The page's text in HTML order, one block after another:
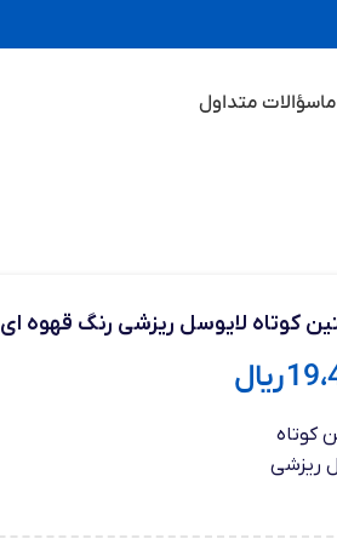
سؤالات متداول
کوتاه لایوسل ریزشی رنگ قهوه ای 1240375-3
ریال
کوتاه
ریزشی